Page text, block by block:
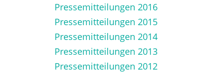
Pressemitteilungen 2016
Pressemitteilungen 2015
Pressemitteilungen 2014
Pressemitteilungen 2013
Pressemitteilungen 2012